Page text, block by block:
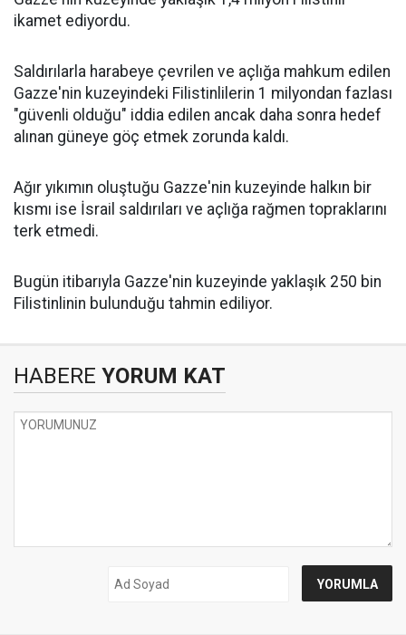
ikamet ediyordu.
Saldırılarla harabeye çevrilen ve açlığa mahkum edilen
Gazze'nin kuzeyindeki Filistinlilerin 1 milyondan fazlası
"güvenli olduğu" iddia edilen ancak daha sonra hedef
alınan güneye göç etmek zorunda kaldı.
Ağır yıkımın oluştuğu Gazze'nin kuzeyinde halkın bir
kısmı ise İsrail saldırıları ve açlığa rağmen topraklarını
terk etmedi.
Bugün itibarıyla Gazze'nin kuzeyinde yaklaşık 250 bin
Filistinlinin bulunduğu tahmin ediliyor.
HABERE YORUM KAT